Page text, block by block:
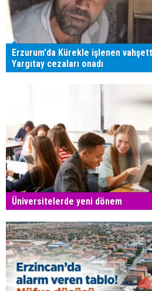
Erzurum'da Kürekle işlenen
Yargıtay cezaları onadı
Üniversitelerde yeni dönem